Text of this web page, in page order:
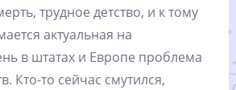
трудное детство, и к тому
актуальная на
в штатах и Европе проблема
Кто-то сейчас смутился,